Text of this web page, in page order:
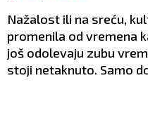
Nažalost ili na sreću,
promenila od vremena
još odolevaju zubu
stoji netaknuto. Samo